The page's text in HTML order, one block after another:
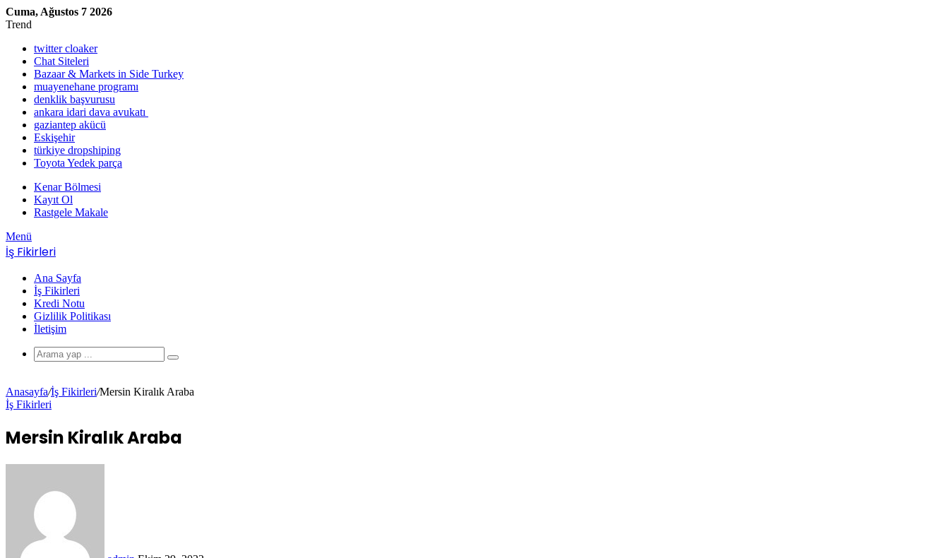
Cuma, Ağustos 7 2026
Trend
twitter cloaker
Chat Siteleri
Bazaar & Markets in Side Turkey
muayenehane programı
denklik başvurusu
ankara idari dava avukatı
gaziantep akücü
Eskişehir
türkiye dropshiping
Toyota Yedek parça
Kenar Bölmesi
Kayıt Ol
Rastgele Makale
Menü
İş Fikirleri
Ana Sayfa
İş Fikirleri
Kredi Notu
Gizlilik Politikası
İletişim
Anasayfa/İş Fikirleri/Mersin Kiralık Araba
İş Fikirleri
Mersin Kiralık Araba